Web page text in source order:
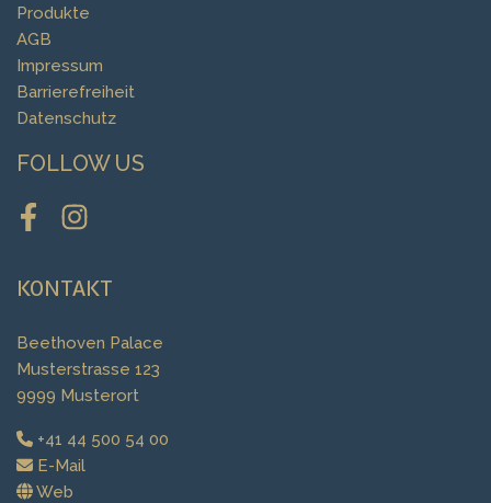
Produkte
AGB
Impressum
Barrierefreiheit
Datenschutz
FOLLOW US
FacebookInstagram
KONTAKT
Beethoven Palace
Musterstrasse 123
9999 Musterort
+41 44 500 54 00
E-Mail
Web